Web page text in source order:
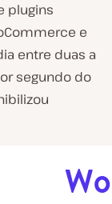
plugins
e
entre duas a
segundo do